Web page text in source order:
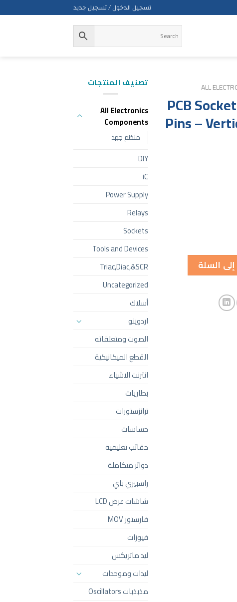
تسجيل الدخول / تسجيل جديد
ALL
PCB
Pins –
السلة
تصنيف المنتجات
All Electronics
Components
منظم جهد
DIY
iC
Power Supply
Relays
Sockets
Tools and Devices
Triac,Diac,&SCR
Uncategorized
أسلاك
اردوينو
الصوت ومتعلقاته
القطع الميكانيكية
انترنت الاشياء
بطاريات
ترانزستورات
حساسات
حقائب تعليمية
دوائر متكاملة
راسبيري باي
شاشات عرض LCD
فارستور MOV
فيوزات
ليد ماتريكس
ليدات وموحدات
مذبذبات Oscillators